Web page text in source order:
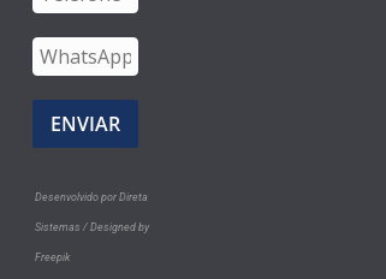
Desenvolvido por Direta
Sistemas /Designed by
Freepik